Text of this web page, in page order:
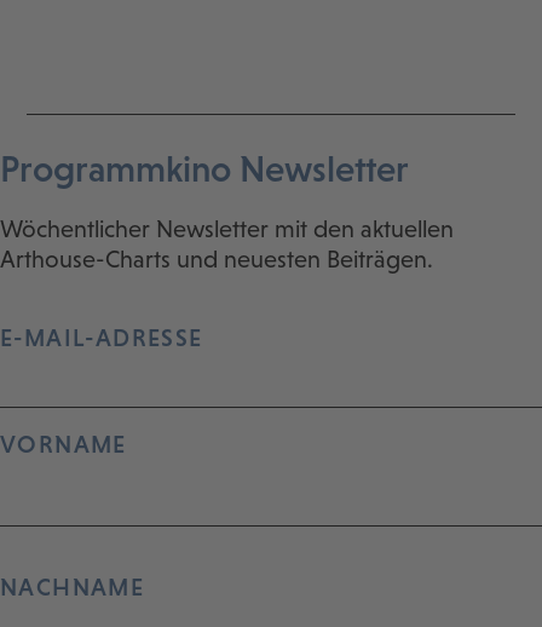
Programmkino Newsletter
Wöchentlicher Newsletter mit den aktuellen
Arthouse-Charts und neuesten Beiträgen.
E-MAIL-ADRESSE
VORNAME
NACHNAME